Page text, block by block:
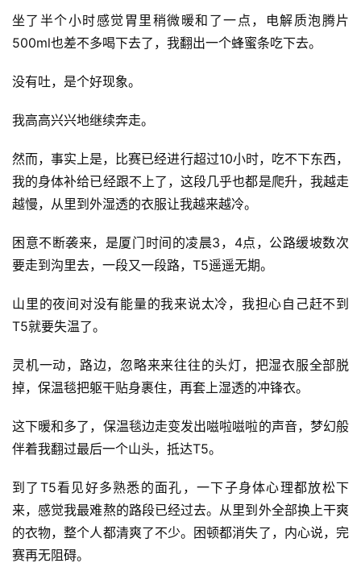
视
频
用
精
运
动
坐了半个小时感觉胃里稍微暖和了一点，电解质泡腾片
500ml也差不多喝下去了，我翻出一个蜂蜜条吃下去。
没有吐，是个好现象。
我高高兴兴地继续奔走。
然而，事实上是，比赛已经进行超过10小时，吃不下东西，
我的身体补给已经跟不上了，这段几乎也都是爬升，我越走
越慢，从里到外湿透的衣服让我越来越冷。
困意不断袭来，是厦门时间的凌晨3，4点，公路缓坡数次
要走到沟里去，一段又一段路，T5遥遥无期。
山里的夜间对没有能量的我来说太冷，我担心自己赶不到
T5就要失温了。
灵机一动，路边，忽略来来往往的头灯，把湿衣服全部脱
掉，保温毯把躯干贴身裹住，再套上湿透的冲锋衣。
这下暖和多了，保温毯边走变发出嗞啦嗞啦的声音，梦幻般
伴着我翻过最后一个山头，抵达T5。
到了T5看见好多熟悉的面孔，一下子身体心理都放松下
来，感觉我最难熬的路段已经过去。从里到外全部换上干爽
的衣物，整个人都清爽了不少。困顿都消失了，内心说，完
赛再无阻碍。